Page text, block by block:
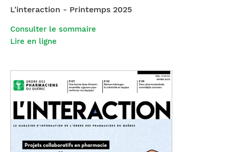
L'interaction - Printemps 2025
Consulter le sommaire
Lire en ligne